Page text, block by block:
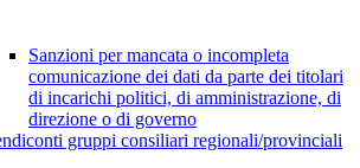
Sanzioni per mancata o incompleta
comunicazione dei dati da parte dei titolari
di incarichi politici, di amministrazione, di
direzione o di governo
gruppi consiliari regionali/provinciali